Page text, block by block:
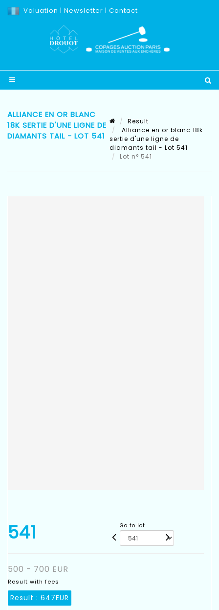
Valuation | Newsletter | Contact
ALLIANCE EN OR BLANC
18K SERTIE D'UNE LIGNE DE
DIAMANTS TAIL - LOT 541
Result
Alliance en or blanc 18k
sertie d'une ligne de
diamants tail - Lot 541
Lot n° 541
541 Go to lot
500 - 700 EUR
Result with fees
Result : 647EUR